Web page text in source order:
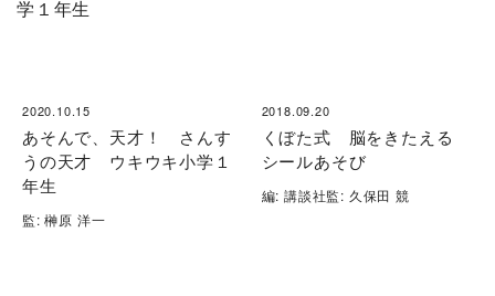
2020.10.15
あそんで、天才！ さんす
うの天才 ウキウキ小学１
年生
監: 榊原 洋一
2018.09.20
くぼた式 脳をきたえる
シールあそび
編: 講談社監: 久保田 競